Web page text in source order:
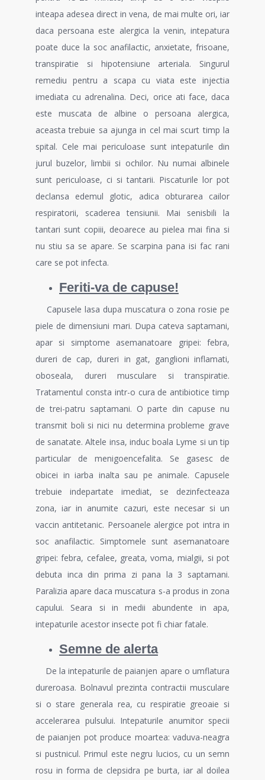
inteapa adesea direct in vena, de mai multe ori, iar
daca persoana este alergica la venin, intepatura
poate duce la soc anafilactic, anxietate, frisoane,
transpiratie si hipotensiune arteriala. Singurul
remediu pentru a scapa cu viata este injectia
imediata cu adrenalina. Deci, orice ati face, daca
este muscata de albine o persoana alergica,
aceasta trebuie sa ajunga in cel mai scurt timp la
spital. Cele mai periculoase sunt intepaturile din
jurul buzelor, limbii si ochilor. Nu numai albinele
sunt periculoase, ci si tantarii. Piscaturile lor pot
declansa edemul glotic, adica obturarea cailor
respiratorii, scaderea tensiunii. Mai senisbili la
tantari sunt copiii, deoarece au pielea mai fina si
nu stiu sa se apare. Se scarpina pana isi fac rani
care se pot infecta.
Feriti-va de capuse!
Capusele lasa dupa muscatura o zona rosie pe
piele de dimensiuni mari. Dupa cateva saptamani,
apar si simptome asemanatoare gripei: febra,
dureri de cap, dureri in gat, ganglioni inflamati,
oboseala, dureri musculare si transpiratie.
Tratamentul consta intr-o cura de antibiotice timp
de trei-patru saptamani. O parte din capuse nu
transmit boli si nici nu determina probleme grave
de sanatate. Altele insa, induc boala Lyme si un tip
particular de menigoencefalita. Se gasesc de
obicei in iarba inalta sau pe animale. Capusele
trebuie indepartate imediat, se dezinfecteaza
zona, iar in anumite cazuri, este necesar si un
vaccin antitetanic. Persoanele alergice pot intra in
soc anafilactic. Simptomele sunt asemanatoare
gripei: febra, cefalee, greata, voma, mialgii, si pot
debuta inca din prima zi pana la 3 saptamani.
Paralizia apare daca muscatura s-a produs in zona
capului. Seara si in medii abundente in apa,
intepaturile acestor insecte pot fi chiar fatale.
Semne de alerta
De la intepaturile de paianjen apare o umflatura
dureroasa. Bolnavul prezinta contractii musculare
si o stare generala rea, cu respiratie greoaie si
accelerarea pulsului. Intepaturile anumitor specii
de paianjen pot produce moartea: vaduva-neagra
si pustnicul. Primul este negru lucios, cu un semn
rosu in forma de clepsidra pe burta, iar al doilea